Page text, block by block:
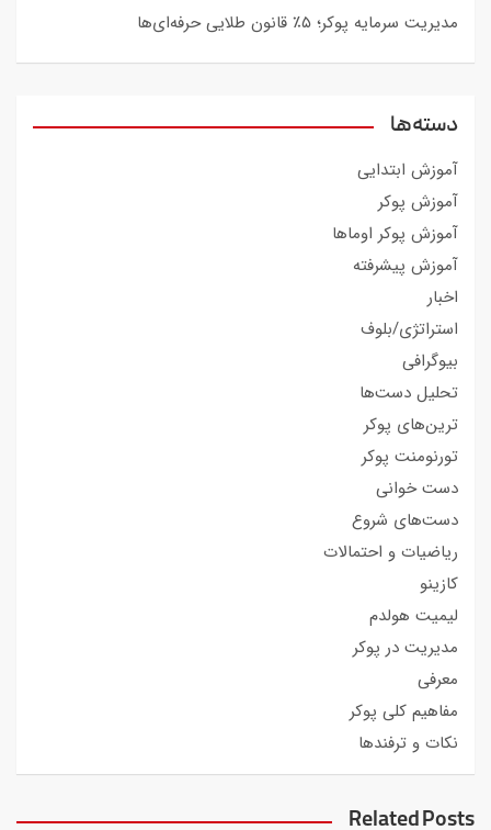
مدیریت سرمایه پوکر؛ ۵٪ قانون طلایی حرفه‌ای‌ها
دسته‌ها
آموزش ابتدایی
آموزش پوکر
آموزش پوکر اوماها
آموزش پیشرفته
اخبار
استراتژی/بلوف
بیوگرافی
تحلیل دست‌ها
ترین‌های پوکر
تورنومنت پوکر
دست خوانی
دست‌های شروع
ریاضیات و احتمالات
کازینو
لیمیت هولدم
مدیریت در پوکر
معرفی
مفاهیم کلی پوکر
نکات و ترفندها
Related Posts